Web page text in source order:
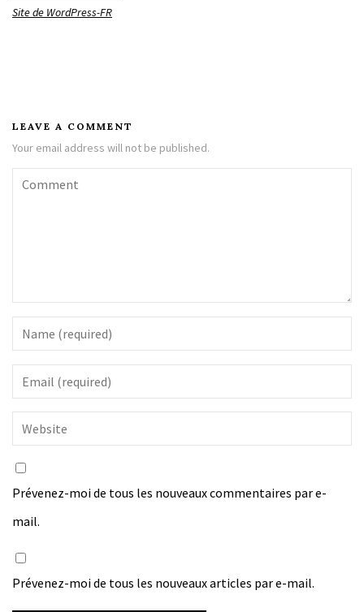
Site de WordPress-FR
LEAVE A COMMENT
Your email address will not be published.
Prévenez-moi de tous les nouveaux commentaires par e-
mail.
Prévenez-moi de tous les nouveaux articles par e-mail.